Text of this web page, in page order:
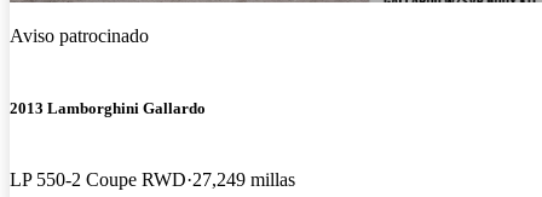
Aviso patrocinado
2013 Lamborghini Gallardo
LP 550-2 Coupe RWD 27,249 millas